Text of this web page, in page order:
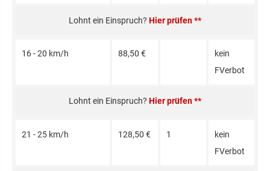
Hier prüfen **
16 - 20 km/h 88,50 €
kein
FVerbot
Hier prüfen **
21 - 25 km/h 128,50 € 1
kein
FVerbot